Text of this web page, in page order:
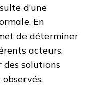
d’une
En
de déterminer
acteurs.
des solutions